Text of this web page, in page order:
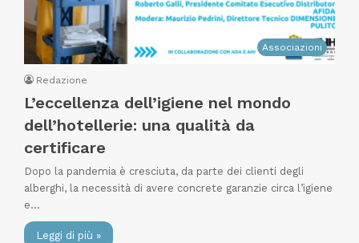
Associazioni
Redazione
L’eccellenza dell’igiene nel mondo
dell’hotellerie: una qualità da
certificare
Dopo la pandemia è cresciuta, da parte dei clienti degli
alberghi, la necessità di avere concrete garanzie circa l’igiene
e…
Leggi di più »